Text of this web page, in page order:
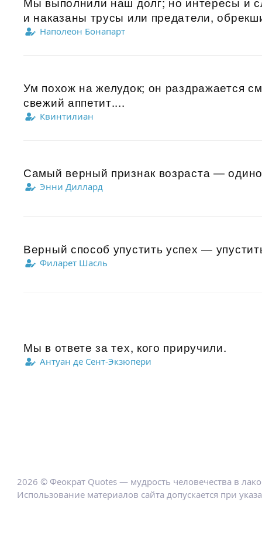
и наказаны трусы или предатели,
Наполеон Бонапарт
Ум похож на желудок; он раздражается
свежий аппетит....
Квинтилиан
Самый верный признак возраста —
Энни Диллард
Верный способ упустить успех —
Филарет Шасль
Мы в ответе за тех, кого приручили.
Антуан де Сент-Экзюпери
2026 © Феократ Quotes — мудрость человечества в
Использование материалов сайта допускается при